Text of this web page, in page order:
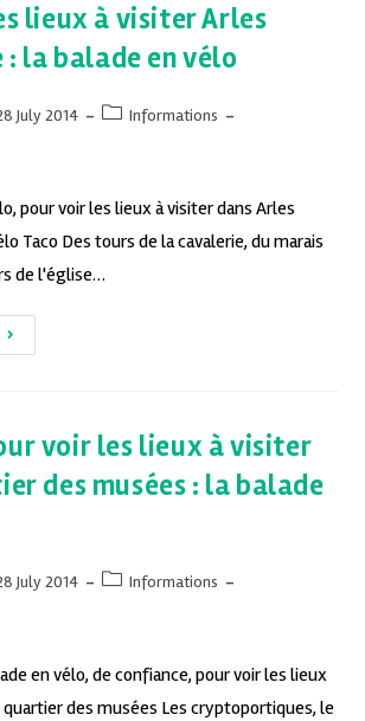
lieux à visiter Arles
la balade en vélo
July 2014
Informations
pour voir les lieux à visiter dans Arles
Taco Des tours de la cavalerie, du marais
de l'église…
voir les lieux à visiter
des musées : la balade
July 2014
Informations
en vélo, de confiance, pour voir les lieux
des musées Les cryptoportiques, le